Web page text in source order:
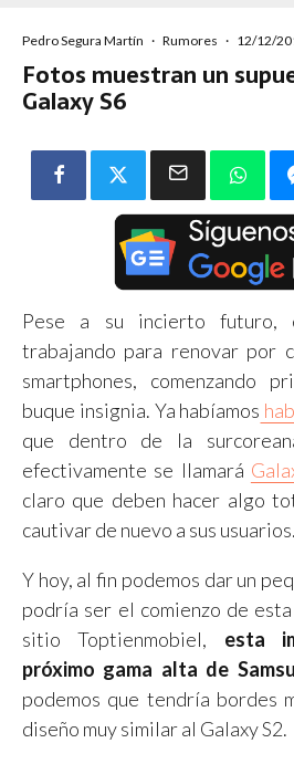
Pedro Segura Martín · Rumores · 12/12/
Fotos muestran un
Galaxy S6
Pese a su incierto futuro,
trabajando para renovar por
smartphones, comenzando
buque insignia. Ya habíamos
que dentro de la
efectivamente se llamará
claro que deben hacer algo
cautivar de nuevo a sus usuarios.
Y hoy, al fin podemos dar un
podría ser el comienzo de
sitio Toptienmobiel, esta
próximo gama alta de
podemos que tendría bordes
diseño muy similar al Galaxy S2.